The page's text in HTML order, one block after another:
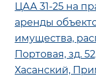
ЦАА 31-25 на
аренды
имущества,
Портовая, зд.
Хасанский,